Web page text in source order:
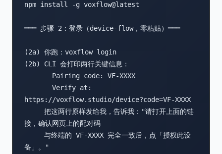
npm install -g voxflow@latest
═══ 步骤 2：登录（device-flow，零粘贴）═══
(2a) 你跑：voxflow login
(2b) CLI 会打印两行关键信息：
https://voxflow.studio/device?code=VF-XXXX
接，确认网页上的配对码
备」。"